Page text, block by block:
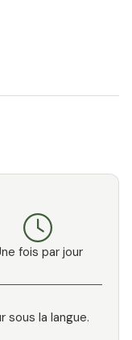
fois par jour
sous la langue.